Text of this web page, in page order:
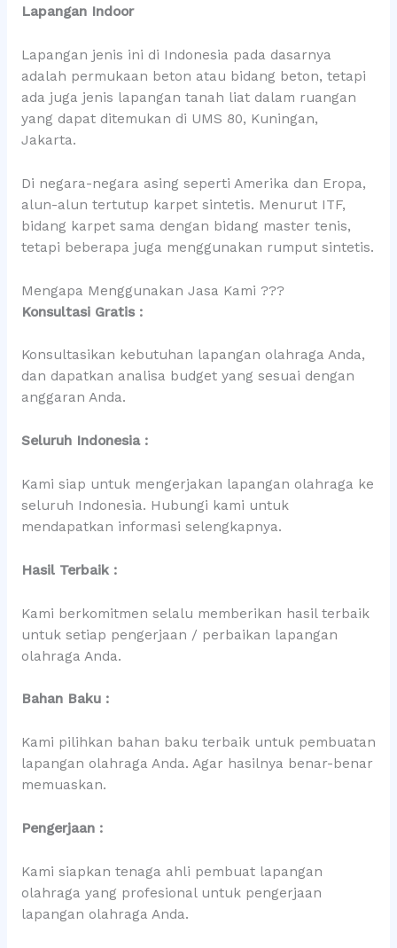
Lapangan Indoor
Lapangan jenis ini di Indonesia pada dasarnya
adalah permukaan beton atau bidang beton, tetapi
ada juga jenis lapangan tanah liat dalam ruangan
yang dapat ditemukan di UMS 80, Kuningan,
Jakarta.
Di negara-negara asing seperti Amerika dan Eropa,
alun-alun tertutup karpet sintetis. Menurut ITF,
bidang karpet sama dengan bidang master tenis,
tetapi beberapa juga menggunakan rumput sintetis.
Mengapa Menggunakan Jasa Kami ???
Konsultasi Gratis :
Konsultasikan kebutuhan lapangan olahraga Anda,
dan dapatkan analisa budget yang sesuai dengan
anggaran Anda.
Seluruh Indonesia :
Kami siap untuk mengerjakan lapangan olahraga ke
seluruh Indonesia. Hubungi kami untuk
mendapatkan informasi selengkapnya.
Hasil Terbaik :
Kami berkomitmen selalu memberikan hasil terbaik
untuk setiap pengerjaan / perbaikan lapangan
olahraga Anda.
Bahan Baku :
Kami pilihkan bahan baku terbaik untuk pembuatan
lapangan olahraga Anda. Agar hasilnya benar-benar
memuaskan.
Pengerjaan :
Kami siapkan tenaga ahli pembuat lapangan
olahraga yang profesional untuk pengerjaan
lapangan olahraga Anda.